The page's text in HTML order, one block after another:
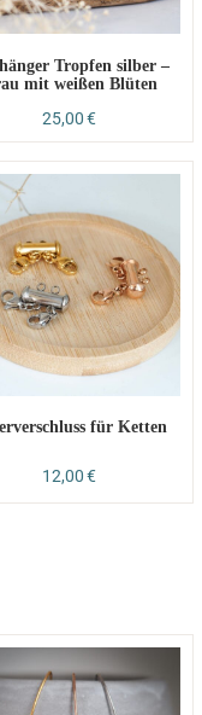
Tropfen silber –
mit weißen Blüten
25,00€
für Ketten
12,00€